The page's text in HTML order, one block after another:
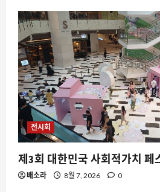
전시회
제3회 대한민국 사회적가치 페
배소라 8월 7, 2026 0
2
스팀
스팀에서
는 이유와 실제
8월 9, 2026 0
3
요즘뜨는소식
변수를 줄인다
시판을 뜨겁게 만